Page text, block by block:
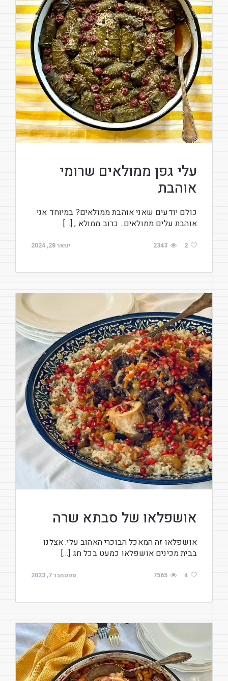
עלי גפן ממולאים שרומי
אוהבת
כולם יודעים שאני אוהבת ממולאים? במיוחד אני
אוהבת עלים ממולאים.. כרוב ממולא , […]
ינואר 28, 2024 2343 2
אושפלאו של סבתא שרה
אושפלאו זה המאכל הבוכרי האהוב עלי. אצלנו
בבית מכינים אושפלאו כמעט בכל חג […]
ספטמבר 7, 2023 7565 4